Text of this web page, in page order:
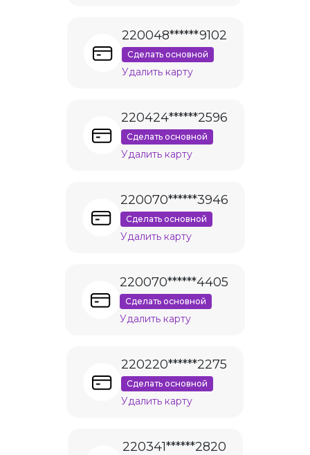
220048******9102
Сделать основной
Удалить карту
220424******2596
Сделать основной
Удалить карту
220070******3946
Сделать основной
Удалить карту
220070******4405
Сделать основной
Удалить карту
220220******2275
Сделать основной
Удалить карту
220341******2820